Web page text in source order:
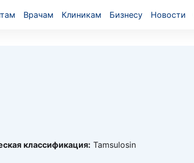
Врачам Клиникам Бизнесу Новости
классификация: Tamsulosin